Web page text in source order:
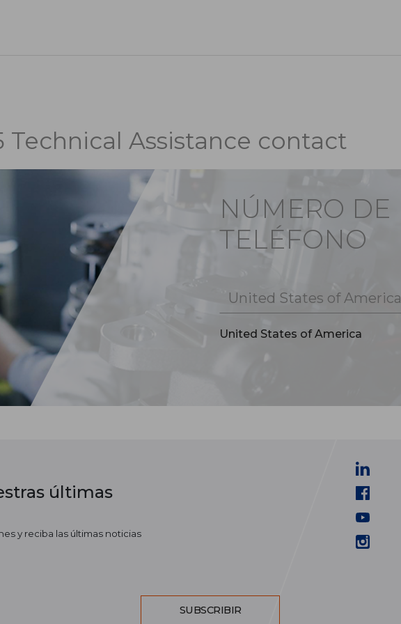
Technical Assistance contact
NÚMERO DE
TELÉFONO
United States of America
United States of America
últimas
y reciba las últimas noticias
SUBSCRIBIR